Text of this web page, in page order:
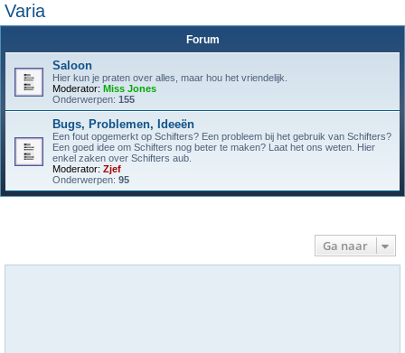
Varia
Forum
Saloon
Hier kun je praten over alles, maar hou het vriendelijk.
Moderator: Miss Jones
Onderwerpen: 155
Bugs, Problemen, Ideeën
Een fout opgemerkt op Schifters? Een probleem bij het gebruik van Schifters?
Een goed idee om Schifters nog beter te maken? Laat het ons weten. Hier
enkel zaken over Schifters aub.
Moderator: Zjef
Onderwerpen: 95
Ga naar